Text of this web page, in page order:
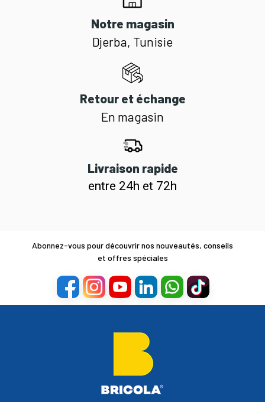
Notre magasin
Djerba, Tunisie
Retour et échange
En magasin
Livraison rapide
entre 24h et 72h
Abonnez-vous pour découvrir nos nouveautés, conseils
et offres spéciales